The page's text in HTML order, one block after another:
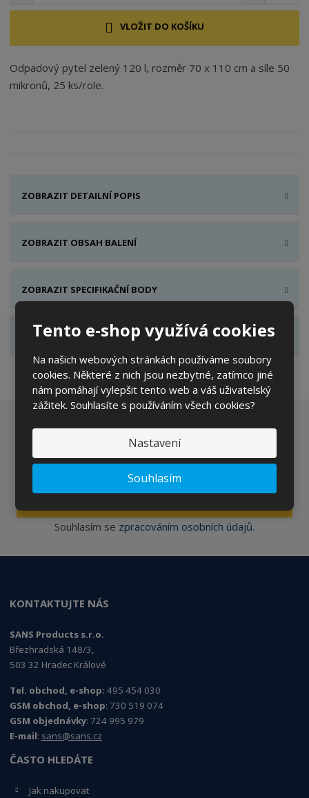
Tento e-shop využívá cookies
Na našich webových stránkách používáme soubory
cookies. Některé z nich jsou nezbytné, zatímco jiné
nám pomáhají vylepšit tento web a váš uživatelský
zážitek. Souhlasíte s používáním všech cookies?
Nastavení
Souhlasím
VLOŽIT DO KOŠÍKU
Odpadový pytel zelený 120 l, rozměr 70 x 110 cm a síle 50
mikronů, 25 ks/role.
ZOBRAZIT DETAILNÍ POPIS
ZOBRAZIT OBSAH BALENÍ
ZOBRAZIT SPECIFIKAČNÍ BODY
ZOBRAZIT HODNOCENÍ PRODUKTU
Chcete být informováni o zajímavých cenových
nabídkách a akcích?
Souhlasím se zpracováním osobních údajů.
KONTAKTUJTE NÁS
SANS Products s.r.o.
Březhradská 148/3,
503 32 Hradec Králové
Tel. obchod, e-shop: 495 454 030
GSM obchod, e-shop: 730 519 074
GSM objednávky: 724 995 979
E-mail: sans@sans.cz
ČASTO HLEDÁTE
Jak nakupovat